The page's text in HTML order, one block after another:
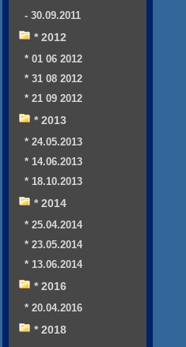
- 30.09.2011
* 2012
* 01 06 2012
* 31 08 2012
* 21 09 2012
* 2013
* 24.05.2013
* 14.06.2013
* 18.10.2013
* 2014
* 25.04.2014
* 23.05.2014
* 13.06.2014
* 2016
* 20.04.2016
* 2018